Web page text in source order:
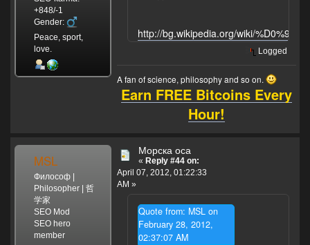
+848/-1
Gender:
Peace, sport,
love.
http://bg.wikipedia.org/wiki/
Logged
A fan of science, philosophy and so on.
Earn FREE Bitcoins Every
Hour!
MSL
Философ |
Philosopher | 哲
学家
SEO Mod
SEO hero
member
Морска оса
« Reply #44 on:
April 07, 2012, 01:22:33
AM »
Quote from: MSL on
February 28, 2012,
02:37:07 AM